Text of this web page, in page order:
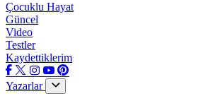
Çocuklu Hayat
Güncel
Video
Testler
Kaydettiklerim
Yazarlar